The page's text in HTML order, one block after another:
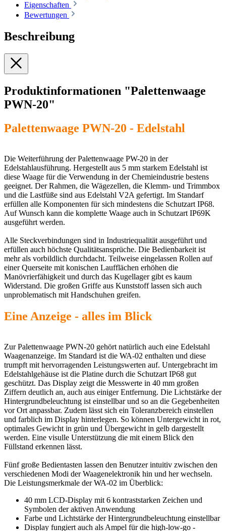
Eigenschaften
Bewertungen
Beschreibung
Produktinformationen "Palettenwaage
PWN-20"
Palettenwaage PWN-20 - Edelstahl
Die Weiterführung der Palettenwaage PW-20 in der
Edelstahlausführung. Hergestellt aus 5 mm starkem Edelstahl ist
diese Waage für die Verwendung in der Chemieindustrie bestens
geeignet. Der Rahmen, die Wägezellen, die Klemm- und Trimmbox
und die Lastfüße sind aus Edelstahl V2A gefertigt. Im Standarf
erfüllen alle Komponenten für sich mindestens die Schutzart IP68.
Auf Wunsch kann die komplette Waage auch in Schutzart IP69K
ausgeführt werden.
Alle Steckverbindungen sind in Industriequalität ausgeführt und
erfüllen auch höchste Qualitätsansprüche. Die Bedienbarkeit ist
mehr als vorbildlich durchdacht. Teilweise eingelassen Rollen auf
einer Querseite mit konischen Laufflächen erhöhen die
Manövrierfähigkeit und durch das Kugellager gibt es kaum
Widerstand. Die großen Griffe aus Kunststoff lassen sich auch
unproblematisch mit Handschuhen greifen.
Eine Anzeige - alles im Blick
Zur Palettenwaage PWN-20 gehört natürlich auch eine Edelstahl
Waagenanzeige. Im Standard ist die WA-02 enthalten und diese
trumpft mit hervorragenden Leistungswerten auf. Untergebracht im
Edelstahlgehäuse ist die Platine durch die Schutzart IP68 gut
geschützt. Das Display zeigt die Messwerte in 40 mm großen
Ziffern deutlich an, auch aus einiger Entfernung. Die Lichtstärke der
Hintergrundbeleuchtung ist einstellbar und so an die Gegebenheiten
vor Ort anpassbar. Zudem lässt sich ein Toleranzbereich einstellen
und farblich im Display hinterlegen. So können Untergewicht in rot,
optimales Gewicht in grün und Übergewicht in gelb dargestellt
werden. Eine visulle Unterstützung die mit einem Blick den
Füllstand erkennen lässt.
Fünf große Bedientasten lassen den Benutzer intuitiv zwischen den
verschiedenen Modi der Waagenelektronik hin und her wechseln.
Die Leistungsmerkmale der WA-02 im Überblick:
40 mm LCD-Display mit 6 kontraststarken Zeichen und
Symbolen der aktiven Anwendung
Farbe und Lichtstärke der Hintergrundbeleuchtung einstellbar
Display fungiert auch als Ampel für die high-low-go -